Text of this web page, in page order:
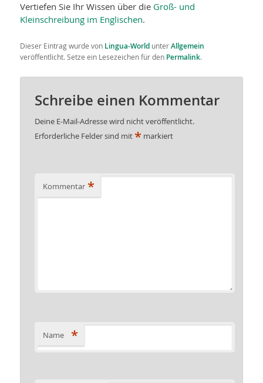
Vertiefen Sie Ihr Wissen über die Groß- und
Kleinschreibung im Englischen.
Dieser Eintrag wurde von Lingua-World unterAllgemein
veröffentlicht. Setze ein Lesezeichen für den Permalink.
Schreibe einen Kommentar
Deine E-Mail-Adresse wird nicht veröffentlicht.
Erforderliche Felder sind mit * markiert
Kommentar *
Name *